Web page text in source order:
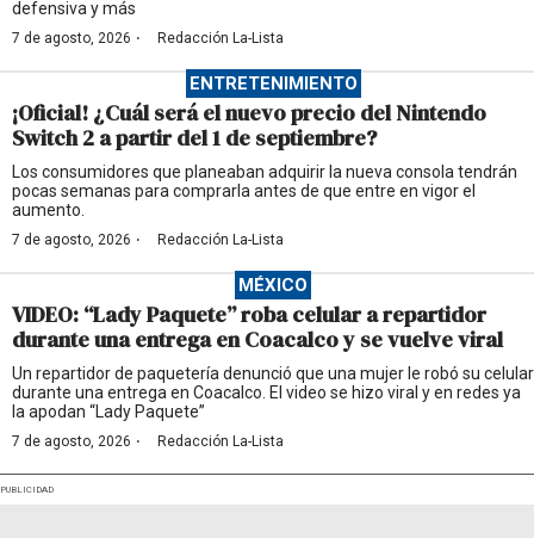
defensiva y más
7 de agosto, 2026 · Redacción La-Lista
ENTRETENIMIENTO
¡Oficial! ¿Cuál será el nuevo precio del Nintendo
Switch 2 a partir del 1 de septiembre?
Los consumidores que planeaban adquirir la nueva consola tendrán
pocas semanas para comprarla antes de que entre en vigor el
aumento.
7 de agosto, 2026 · Redacción La-Lista
MÉXICO
VIDEO: “Lady Paquete” roba celular a repartidor
durante una entrega en Coacalco y se vuelve viral
Un repartidor de paquetería denunció que una mujer le robó su celular
durante una entrega en Coacalco. El video se hizo viral y en redes ya
la apodan “Lady Paquete”
7 de agosto, 2026 · Redacción La-Lista
PUBLICIDAD